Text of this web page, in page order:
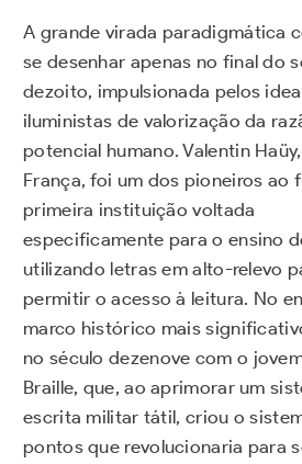
A grande virada paradigmática
se desenhar apenas no final do
dezoito, impulsionada pelos
iluministas de valorização da
potencial humano. Valentin
França, foi um dos pioneiros ao
primeira instituição voltada
especificamente para o ensino
utilizando letras em alto-relevo
permitir o acesso à leitura. No
marco histórico mais
no século dezenove com o
Braille, que, ao aprimorar um
escrita militar tátil, criou o
pontos que revolucionaria para